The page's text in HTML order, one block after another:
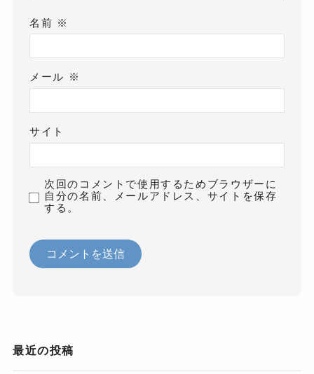
名前 ※
メール ※
サイト
次回のコメントで使用するためブラウザーに
自分の名前、メールアドレス、サイトを保存
する。
最近の投稿